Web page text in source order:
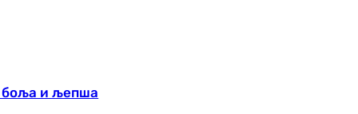
боља и љепша